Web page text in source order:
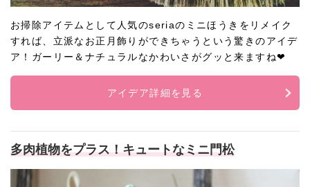
お掃除アイテムとして人気のseriaのミニほうきをリメイク
すれば、立派なお正月飾りができちゃうという驚きのアイデ
ア！ガーリー＆ナチュラルなかわいさがグッと来ますね❤
アイデア詳細を見る
多肉植物をプラス！キュートなミニ門松